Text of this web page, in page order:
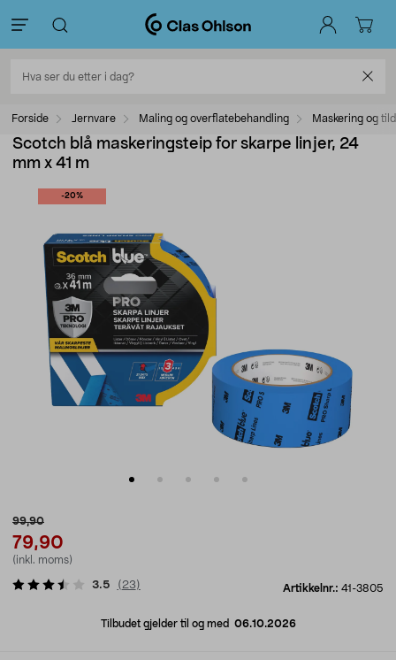
Forside Jernvare Maling og overflatebehandling Maskering og
Scotch blå maskeringsteip for skarpe linjer, 24
mm x 41 m
-20%
99,90
79,90
(inkl. moms)
Artikkelnr.: 41-3805
3.5 ( 23)
Tilbudet gjelder til og med 06.10.2026